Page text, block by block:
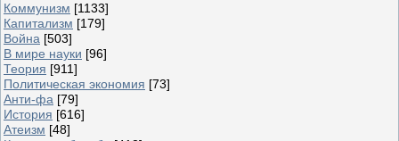
Коммунизм [1133]
Капитализм [179]
Война [503]
В мире науки [96]
Теория [911]
Политическая экономия [73]
Анти-фа [79]
История [616]
Атеизм [48]